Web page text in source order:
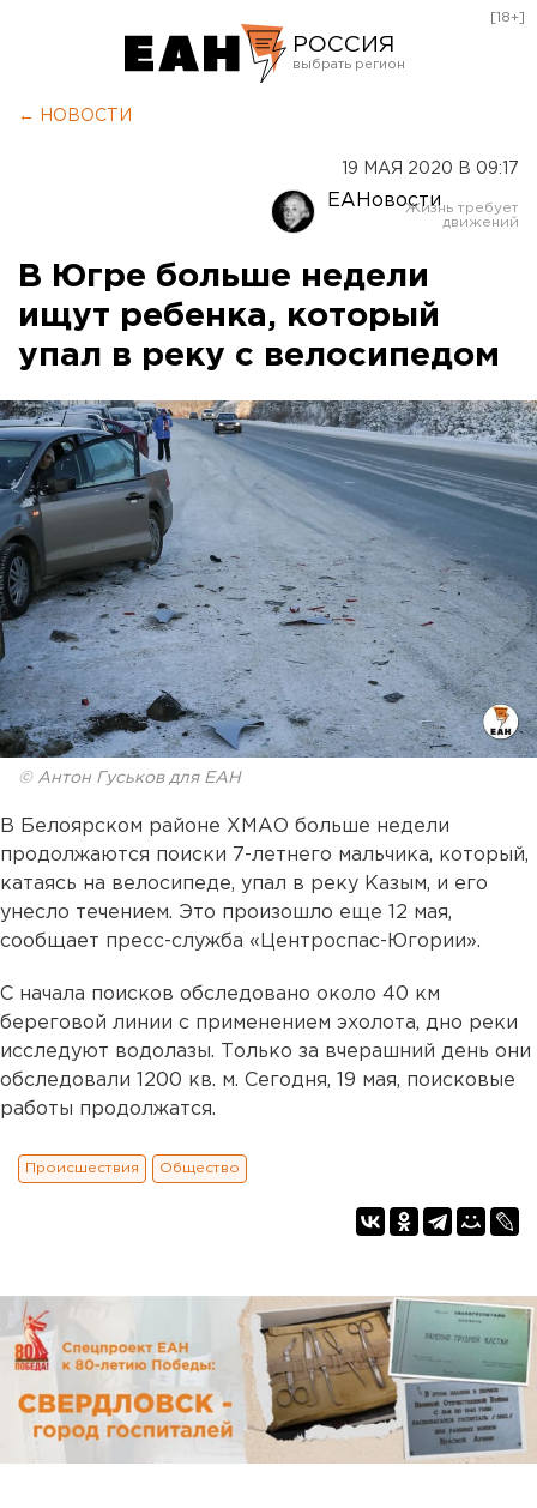
РОССИЯ
Оренбург
[18+]
← НОВОСТИ
19 МАЯ 2020 В 09:17
ЕАНовости
В Югре больше недели
ищут ребенка, который
упал в реку с велосипедом
© Антон Гуськов для ЕАН
В Белоярском районе ХМАО больше недели
продолжаются поиски 7-летнего мальчика, который,
катаясь на велосипеде, упал в реку Казым, и его
унесло течением. Это произошло еще 12 мая,
сообщает пресс-служба «Центроспас-Югории».
С начала поисков обследовано около 40 км
береговой линии с применением эхолота, дно реки
исследуют водолазы. Только за вчерашний день они
обследовали 1200 кв. м. Сегодня, 19 мая, поисковые
работы продолжатся.
Происшествия Общество